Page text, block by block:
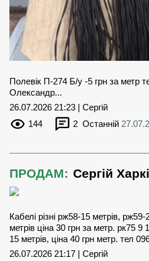
Полевік П-274 Б/у -5 грн за метр
Олександр...
26.07.2026 21:23 | Сергій
144
2 Останній
ПРОДАМ: Сергій
Кабелі різні рж58-15 метрів,
метрів ціна 30 грн за метр. рк75 9
15 метрів, ціна 40 грн метр. тел
26.07.2026 21:17 | Сергій